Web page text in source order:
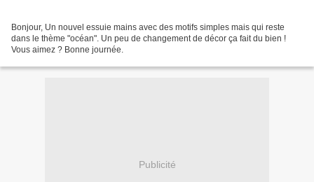
Bonjour, Un nouvel essuie mains avec des motifs simples mais qui reste
dans le thème "océan". Un peu de changement de décor ça fait du bien !
Vous aimez ? Bonne journée.
Publicité